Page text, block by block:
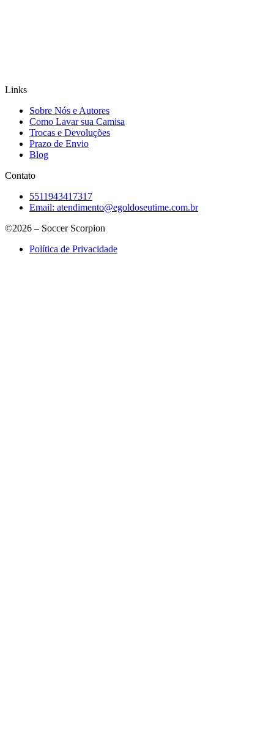
Links
Sobre Nós e Autores
Como Lavar sua Camisa
Trocas e Devoluções
Prazo de Envio
Blog
Contato
5511943417317
Email: atendimento@egoldoseutime.com.br
©2026 – Soccer Scorpion
Política de Privacidade